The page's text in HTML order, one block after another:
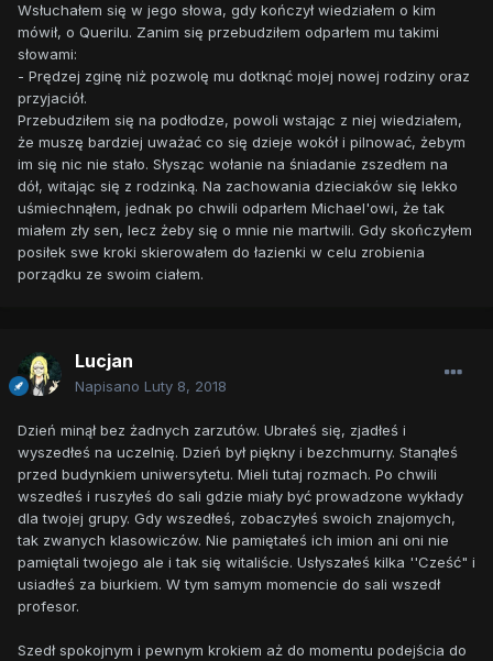
Wsłuchałem się w jego słowa, gdy kończył wiedziałem o kim
mówił, o Querilu. Zanim się przebudziłem odparłem mu takimi
słowami:
- Prędzej zginę niż pozwolę mu dotknąć mojej nowej rodziny oraz
przyjaciół.
Przebudziłem się na podłodze, powoli wstając z niej wiedziałem,
że muszę bardziej uważać co się dzieje wokół i pilnować, żebym
im się nic nie stało. Słysząc wołanie na śniadanie zszedłem na
dół, witając się z rodzinką. Na zachowania dzieciaków się lekko
uśmiechnąłem, jednak po chwili odparłem Michael'owi, że tak
miałem zły sen, lecz żeby się o mnie nie martwili. Gdy skończyłem
posiłek swe kroki skierowałem do łazienki w celu zrobienia
porządku ze swoim ciałem.
Lucjan
Napisano Luty 8, 2018
Dzień minął bez żadnych zarzutów. Ubrałeś się, zjadłeś i
wyszedłeś na uczelnię. Dzień był piękny i bezchmurny. Stanąłeś
przed budynkiem uniwersytetu. Mieli tutaj rozmach. Po chwili
wszedłeś i ruszyłeś do sali gdzie miały być prowadzone wykłady
dla twojej grupy. Gdy wszedłeś, zobaczyłeś swoich znajomych,
tak zwanych klasowiczów. Nie pamiętałeś ich imion ani oni nie
pamiętali twojego ale i tak się witaliście. Usłyszałeś kilka ''Cześć" i
usiadłeś za biurkiem. W tym samym momencie do sali wszedł
profesor.
Szedł spokojnym i pewnym krokiem aż do momentu podejścia do